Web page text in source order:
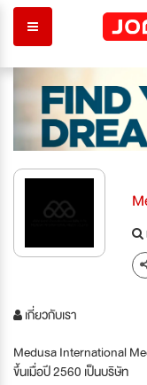
เกี่ยวกับเรา
Medusa International
ขึ้นเมื่อปี 2560 เป็นบริษัท